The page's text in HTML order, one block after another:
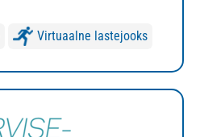
Virtuaalne lastejooks